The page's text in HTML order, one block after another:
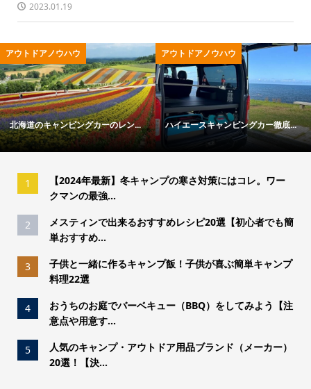
2023.01.19
ドアノウハウ
道のキャンピングカーのレン...
アウトドアノウハウ
ハイエースキャンピングカー徹底...
ア
冬
1
【2024年最新】冬キャンプの寒さ対策にはコレ。ワー
クマンの最強...
2
メスティンで出来るおすすめレシピ20選【初心者でも簡
単おすすめ...
3
子供と一緒に作るキャンプ飯！子供が喜ぶ簡単キャンプ
料理22選
4
おうちのお庭でバーベキュー（BBQ）をしてみよう【注
意点や用意す...
5
人気のキャンプ・アウトドア用品ブランド（メーカー）
20選！【決...